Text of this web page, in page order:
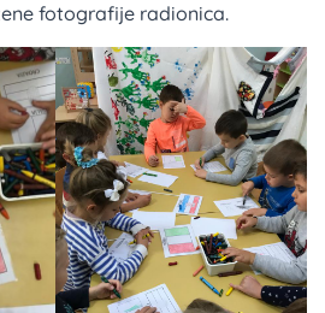
fotografije radionica.